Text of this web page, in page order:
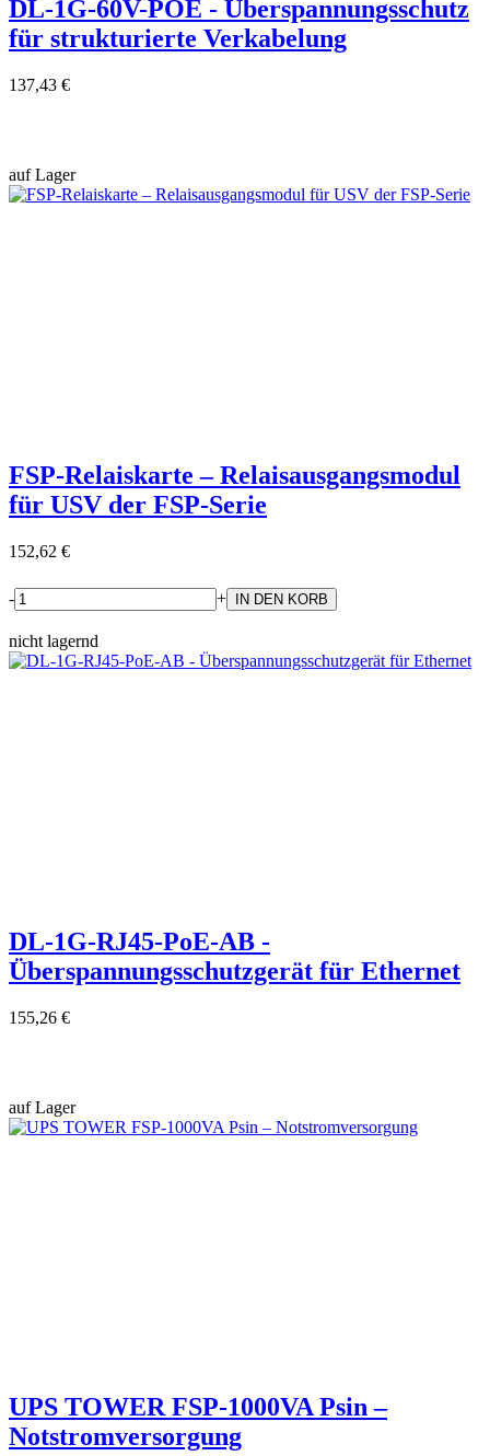
DL-1G-60V-POE - Überspannungsschutz
für strukturierte Verkabelung
137,43 €
auf Lager
FSP-Relaiskarte – Relaisausgangsmodul
für USV der FSP-Serie
152,62 €
- +
nicht lagernd
DL-1G-RJ45-PoE-AB -
Überspannungsschutzgerät für Ethernet
155,26 €
auf Lager
UPS TOWER FSP-1000VA Psin –
Notstromversorgung